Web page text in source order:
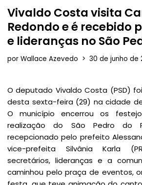
Vivaldo Costa visita
Redondo e é recebido
e lideranças no São
por Wallace Azevedo 30 de junho de
O deputado Vivaldo Costa (PSD)
desta sexta-feira (29) na cidade
O município encerrou os
realização do São Pedro do
recepcionado pelo prefeito
vice-prefeita Silvânia Karla
secretários, lideranças e a
caminhou pelo praça de eventos,